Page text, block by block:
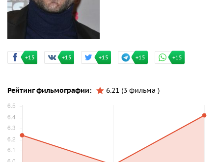
+15 +15 +15 +15 +15
Рейтинг фильмографии: 6.21 (3 фильма )